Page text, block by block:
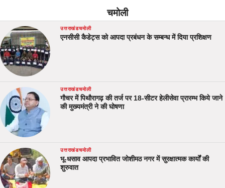
चमोली
उत्तराखंडचमोली
एनसीसी कैडेट्स को आपदा प्रबंधन के सम्बन्ध में दिया प्रशिक्षण
उत्तराखंडचमोली
गौचर में पिथौरागढ़ की तर्ज पर 18-सीटर हेलीसेवा प्रारम्भ किये जाने
की मुख्यमंत्री ने की घोषणा
उत्तराखंडचमोली
भू-धसाव आपदा प्रभावित जोशीमठ नगर में सुरक्षात्मक कार्यों की
शुरुवात